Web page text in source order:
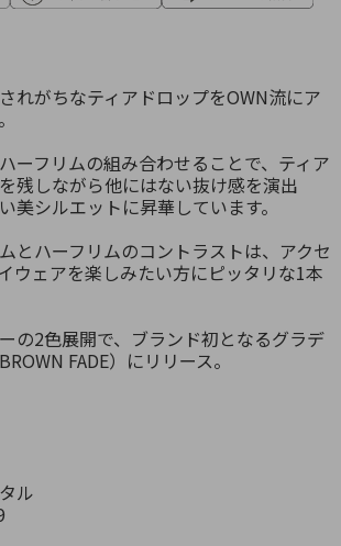
れがちなティアドロップをOWN流にア
ーフリムの組み合わせることで、ティア
残しながら他にはない抜け感を演出
美シルエットに昇華しています。
とハーフリムのコントラストは、アクセ
ウェアを楽しみたい方にピッタリな1本
の2色展開で、ブランド初となるグラデ
FADE）にリリース。
ル